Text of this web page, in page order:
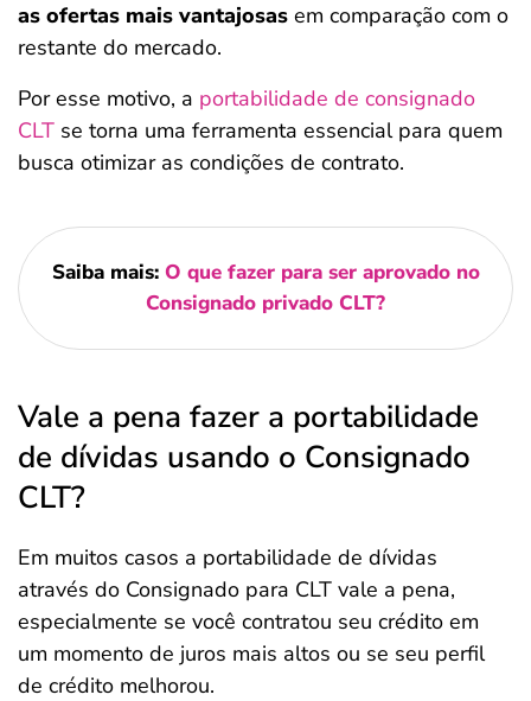
as ofertas mais vantajosas em comparação com o
restante do mercado.
Por esse motivo, a portabilidade de consignado
CLT se torna uma ferramenta essencial para quem
busca otimizar as condições de contrato.
Saiba mais: O que fazer para ser aprovado no
Consignado privado CLT?
Vale a pena fazer a portabilidade
de dívidas usando o Consignado
CLT?
Em muitos casos a portabilidade de dívidas
através do Consignado para CLT vale a pena,
especialmente se você contratou seu crédito em
um momento de juros mais altos ou se seu perfil
de crédito melhorou.